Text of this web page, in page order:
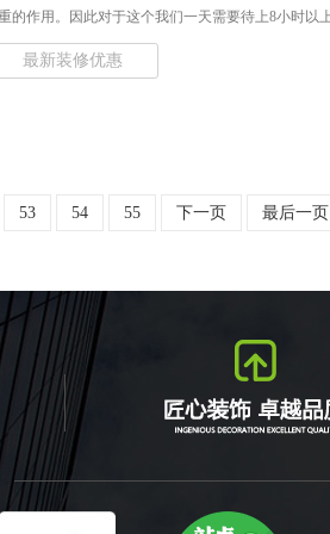
的作用。因此对于这个我们一天需要待上8小时以
最新装修优惠
53 54 55 下一页 最后一页